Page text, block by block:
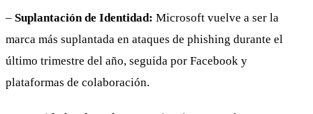
– Suplantación de Identidad: Microsoft vuelve a ser la
marca más suplantada en ataques de phishing durante el
último trimestre del año, seguida por Facebook y
plataformas de colaboración.